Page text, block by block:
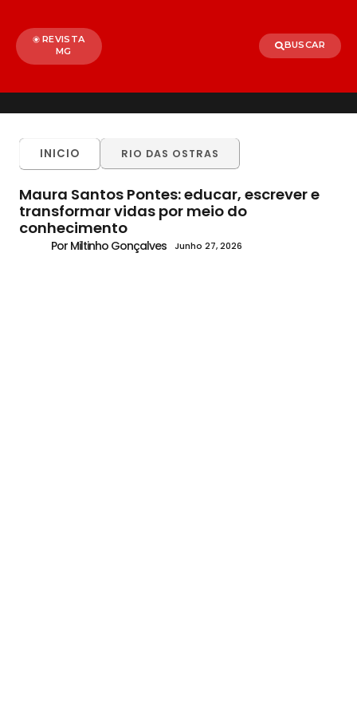
REVISTA
MG
BUSCAR
INICIO RIO DAS OSTRAS
Maura Santos Pontes: educar, escrever e
transformar vidas por meio do
conhecimento
Por Miltinho Gonçalves Junho 27, 2026